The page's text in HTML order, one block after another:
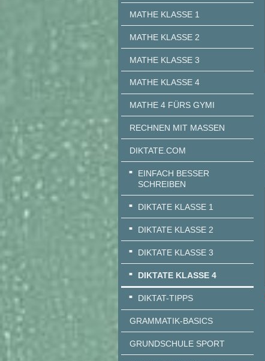
MATHE KLASSE 1
MATHE KLASSE 2
MATHE KLASSE 3
MATHE KLASSE 4
MATHE 4 FÜRS GYMI
RECHNEN MIT MASSEN
DIKTATE.COM
EINFACH BESSER
SCHREIBEN
DIKTATE KLASSE 1
DIKTATE KLASSE 2
DIKTATE KLASSE 3
DIKTATE KLASSE 4
DIKTAT-TIPPS
GRAMMATIK-BASICS
GRUNDSCHULE SPORT